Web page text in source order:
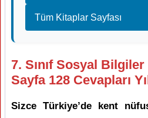
Tüm Kitaplar Sayfası
7. Sınıf Sosyal
Sayfa 128 Cevapları
Sizce Türkiye’de kent